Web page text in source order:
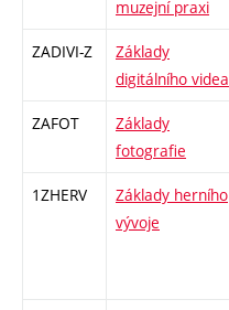
muzejní praxi
ZADIVI-Z
Základy
digitálního videa
ZAFOT
Základy
fotografie
1ZHERV
Základy herního
vývoje